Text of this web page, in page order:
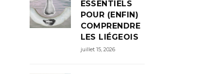
ESSENTIELS
POUR (ENFIN)
COMPRENDRE
LES LIÉGEOIS
juillet 15, 2026